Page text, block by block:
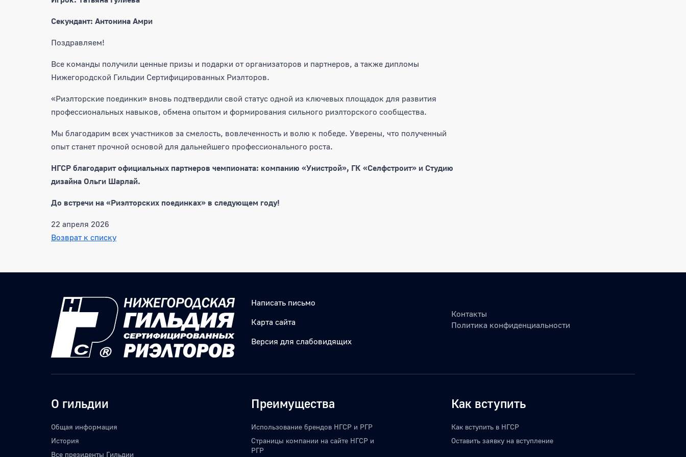
Секундант: Антонина Амри
Поздравляем!
Все команды получили ценные призы и подарки от организаторов и партнеров, а также дипломы
Нижегородской Гильдии Сертифицированных Риэлторов.
«Риэлторские поединки» вновь подтвердили свой статус одной из ключевых площадок для развития
профессиональных навыков, обмена опытом и формирования сильного риэлторского сообщества.
Мы благодарим всех участников за смелость, вовлеченность и волю к победе. Уверены, что полученный
опыт станет прочной основой для дальнейшего профессионального роста.
НГСР благодарит официальных партнеров чемпионата: компанию «Унистрой», ГК «Селфстроит» и Студию
дизайна Ольги Шарлай.
До встречи на «Риэлторских поединках» в следующем году!
22 апреля 2026
Возврат к списку
Написать письмо
Карта сайта
Версия для слабовидящих
Контакты
Политика конфиденциальности
О гильдии
Общая информация
История
Все президенты Гильдии
Преимущества
Использование брендов НГСР и РГР
Страницы компании на сайте НГСР и
РГР
Как вступить
Как вступить в НГСР
Оставить заявку на вступление